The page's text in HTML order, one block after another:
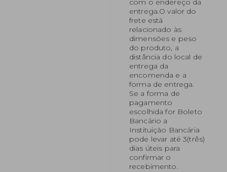
com o endereço da
entrega.O valor do
frete está
relacionado às
dimensões e peso
do produto, a
distância do local de
entrega da
encomenda e a
forma de entrega.
Se a forma de
pagamento
escolhida for Boleto
Bancário a
Instituição Bancária
pode levar até 3(três)
dias úteis para
confirmar o
recebimento.